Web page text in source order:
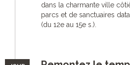
dans la charmante ville
parcs et de sanctuaires
(du 12e au 15e s.).